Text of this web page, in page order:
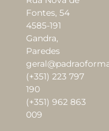
Fontes, 54
4585-191
Gandra,
Paredes
(+351) 223 797
190
(+351) 962 863
009